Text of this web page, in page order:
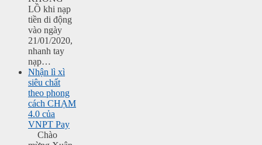
LỒ khi nạp
tiền di động
vào ngày
21/01/2020,
nhanh tay
nạp…
Nhận lì xì
siêu chất
theo phong
cách CHẠM
4.0 của
VNPT Pay
Chào